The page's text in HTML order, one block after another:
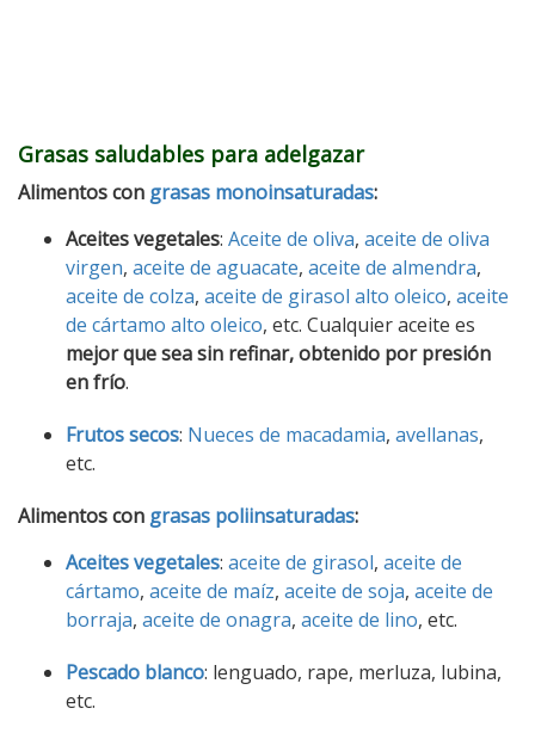
Grasas saludables para adelgazar
Alimentos con grasas monoinsaturadas:
Aceites vegetales: Aceite de oliva, aceite de oliva
virgen, aceite de aguacate, aceite de almendra,
aceite de colza, aceite de girasol alto oleico, aceite
de cártamo alto oleico, etc. Cualquier aceite es
mejor que sea sin refinar, obtenido por presión
en frío.
Frutos secos: Nueces de macadamia, avellanas,
etc.
Alimentos con grasas poliinsaturadas:
Aceites vegetales: aceite de girasol, aceite de
cártamo, aceite de maíz, aceite de soja, aceite de
borraja, aceite de onagra, aceite de lino, etc.
Pescado blanco: lenguado, rape, merluza, lubina,
etc.